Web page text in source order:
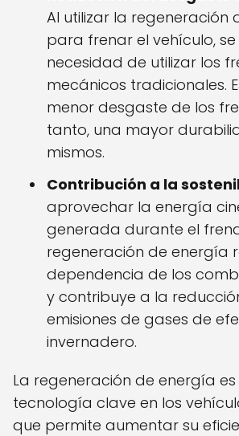
Al utilizar la regeneración
para frenar el vehículo,
necesidad de utilizar los
mecánicos tradicionales.
menor desgaste de los
tanto, una mayor
mismos.
Contribución a la
aprovechar la energía
generada durante el
regeneración de energía
dependencia de los
y contribuye a la
emisiones de gases de
invernadero.
La regeneración de energía es
tecnología clave en los
que permite aumentar su